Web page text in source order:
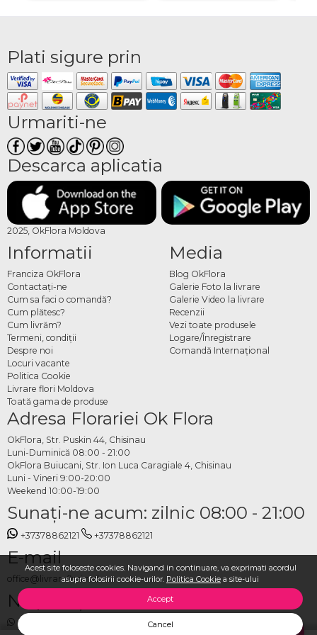
Acest site foloseste cookies. Navigand in continuare, va exprimati acordul
asupra folosirii cookie-urilor. Politica Cookie a site-ului
Accept
Cancel
Plati sigure prin
Urmariti-ne
Descarca aplicatia
2025, OkFlora Moldova
Informatii
Franciza OkFlora
Contactaţi-ne
Cum sa faci o comandă?
Cum plătesc?
Cum livrăm?
Termeni, condiţii
Despre noi
Locuri vacante
Politica Cookie
Livrare flori Moldova
Toată gama de produse
Media
Blog OkFlora
Galerie Foto la livrare
Galerie Video la livrare
Recenzii
Vezi toate produsele
Logare/Înregistrare
Comandă Internațional
Adresa Florariei Ok Flora
OkFlora, Str. Puskin 44, Chisinau
Luni-Duminică 08:00 - 21:00
OkFlora Buiucani, Str. Ion Luca Caragiale 4, Chisinau
Luni - Vineri 9:00-20:00
Weekend 10:00-19:00
Sunaţi-ne acum: zilnic 08:00 - 21:00
+37378862121 +37378862121
E-mail
office@livrareflori.md
Ne puteți contacta:
whatsapp